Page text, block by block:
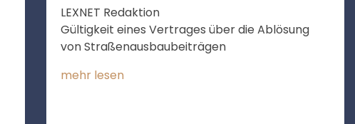
LEXNET Redaktion
Gültigkeit eines Vertrages über die Ablösung
von Straßenausbaubeiträgen
mehr lesen